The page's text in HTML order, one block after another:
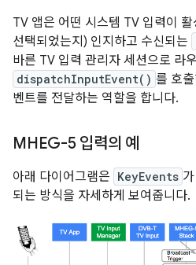
TV 앱은 어떤 시스템 TV 입력이
선택되었는지) 인지하고 수신되는
바른 TV 입력 관리자 세션으로 라
dispatchInputEvent() 를 호
벤트를 전달하는 역할을 합니다.
MHEG-5 입력의 예
아래 다이어그램은 KeyEvents
되는 방식을 자세하게 보여줍니다.